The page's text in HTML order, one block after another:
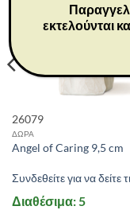
26079
ΔΩΡΑ
Angel of Caring 9,5 cm
Συνδεθείτε για να δείτε
Διαθέσιμα: 5
εκτελούνται